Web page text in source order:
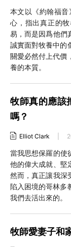
韓語
阿爾巴尼亞語
本文以《約翰福
心，指出真正的
易，而是因爲他們
誠實面對牧養中的
關愛必然付上代價
養的本質。
牧師真的應該
嗎？
Elliot Clark
當我思想保羅的使
他的偉大成就、堅
然而，真正讓我深
陷入困境的哥林多
我們去活出來的。
牧師愛妻子和